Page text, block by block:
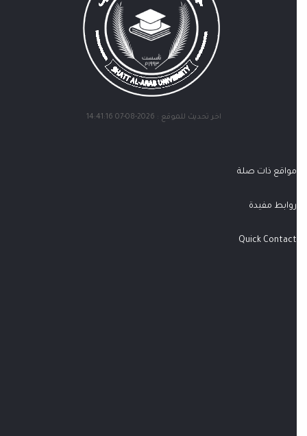
اخر تحديث للموقع : 2026-08-07 14:41:16
مواقع ذات صلة
روابط مفيدة
Quick Contact